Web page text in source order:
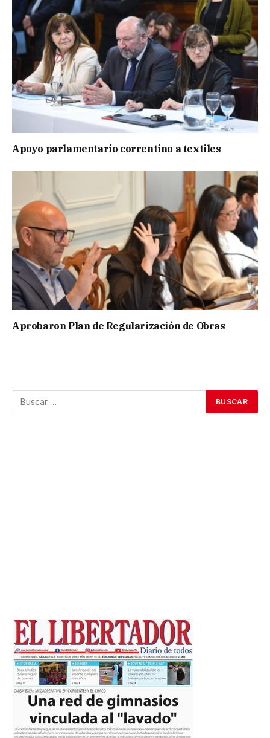
Apoyo parlamentario correntino a textiles
Aprobaron Plan de Regularización de Obras